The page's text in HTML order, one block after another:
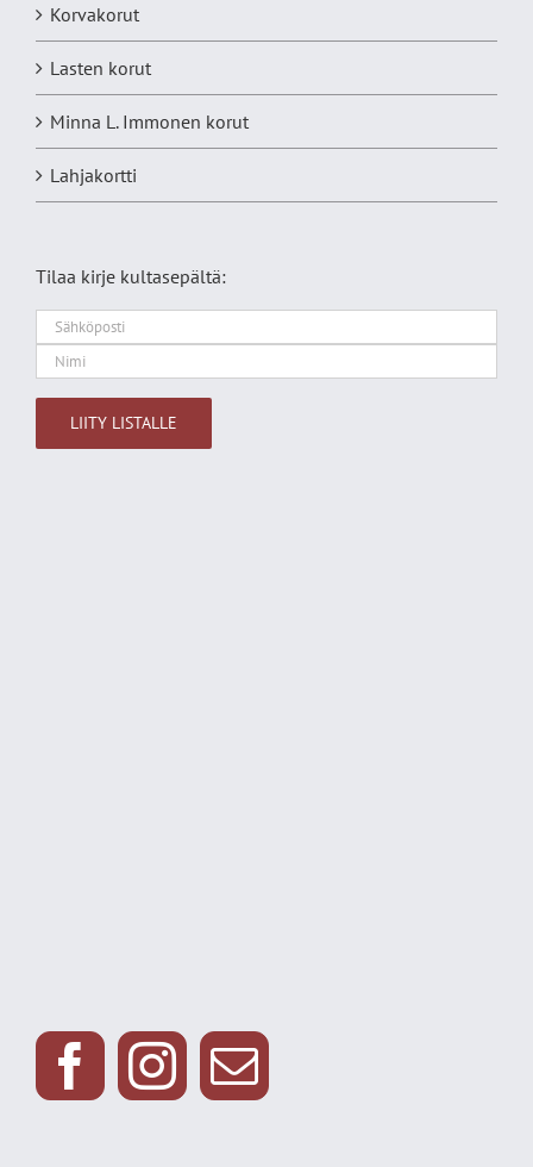
Korvakorut
Lasten korut
Minna L. Immonen korut
Lahjakortti
Tilaa kirje kultasepältä: